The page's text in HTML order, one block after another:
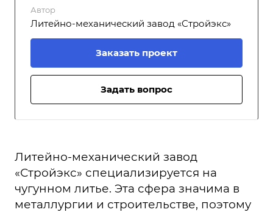
Автор
Литейно-механический завод «Стройэкс»
Заказать проект
Задать вопрос
Литейно-механический завод
«Стройэкс» специализируется на
чугунном литье. Эта сфера значима в
металлургии и строительстве, поэтому